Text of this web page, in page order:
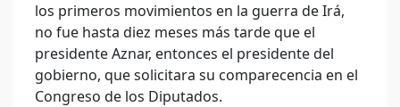
los primeros movimientos en la guerra de Irá,
no fue hasta diez meses más tarde que el
presidente Aznar, entonces el presidente del
gobierno, que solicitara su comparecencia en el
Congreso de los Diputados.